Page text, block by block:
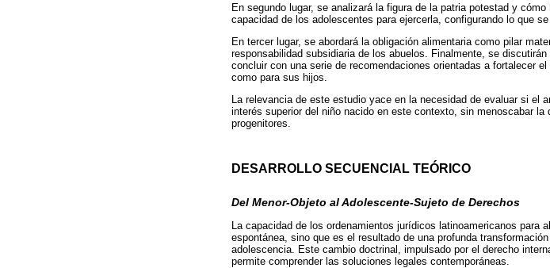
En segundo lugar, se analizará la figura de la patria potestad y
capacidad de los adolescentes para ejercerla, configurando lo que
En tercer lugar, se abordará la obligación alimentaria como pilar
responsabilidad subsidiaria de los abuelos. Finalmente, se
concluir con una serie de recomendaciones orientadas a fortalecer
como para sus hijos.
La relevancia de este estudio yace en la necesidad de evaluar si el
interés superior del niño nacido en este contexto, sin menoscabar
progenitores.
DESARROLLO SECUENCIAL TEÓRICO
Del Menor-Objeto al Adolescente-Sujeto de Derechos
La capacidad de los ordenamientos jurídicos latinoamericanos para
espontánea, sino que es el resultado de una profunda
adolescencia. Este cambio doctrinal, impulsado por el derecho
permite comprender las soluciones legales contemporáneas.